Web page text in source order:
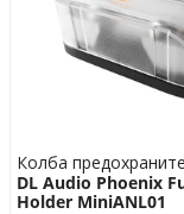
Колба
DL Audio Phoenix
Holder MiniANL01